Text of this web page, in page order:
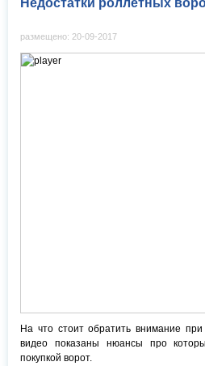
Недостатки роллетных
размещено: 20-09-2017
На что стоит обратить внимание
видео показаны нюансы про
покупкой ворот.